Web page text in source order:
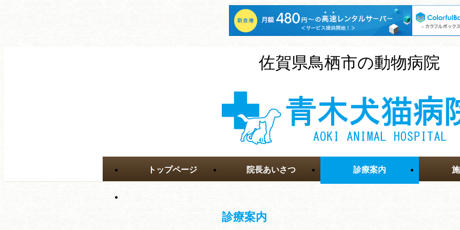
佐賀県鳥栖市の動物病院
トップページ 院長あいさつ 診療案内
診療案内